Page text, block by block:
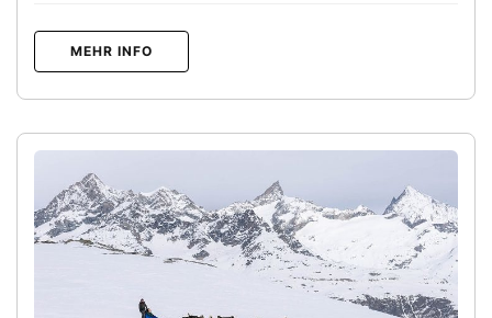
MEHR INFO